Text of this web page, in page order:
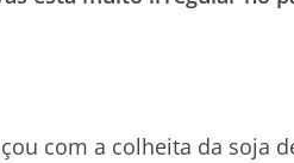
com a colheita da soja